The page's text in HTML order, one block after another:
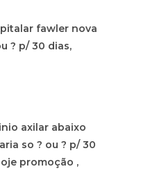
fawler nova
? p/ 30 dias,
axilar abaixo
so ? ou ? p/ 30
promoção ,